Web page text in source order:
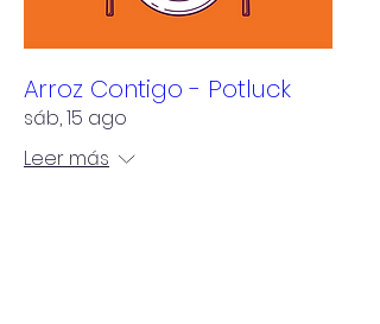
Arroz Contigo - Potluck
sáb, 15 ago
Leer más